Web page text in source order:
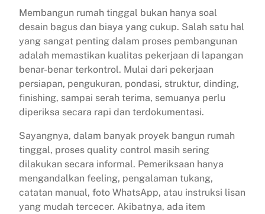
Membangun rumah tinggal bukan hanya soal
desain bagus dan biaya yang cukup. Salah satu hal
yang sangat penting dalam proses pembangunan
adalah memastikan kualitas pekerjaan di lapangan
benar-benar terkontrol. Mulai dari pekerjaan
persiapan, pengukuran, pondasi, struktur, dinding,
finishing, sampai serah terima, semuanya perlu
diperiksa secara rapi dan terdokumentasi.
Sayangnya, dalam banyak proyek bangun rumah
tinggal, proses quality control masih sering
dilakukan secara informal. Pemeriksaan hanya
mengandalkan feeling, pengalaman tukang,
catatan manual, foto WhatsApp, atau instruksi lisan
yang mudah tercecer. Akibatnya, ada item